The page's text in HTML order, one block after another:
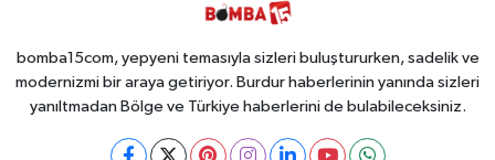
Toplayabilecek
bomba15com, yepyeni temasıyla sizleri buluştururken, sadelik ve
modernizmi bir araya getiriyor. Burdur haberlerinin yanında sizleri
yanıltmadan Bölge ve Türkiye haberlerini de bulabileceksiniz.